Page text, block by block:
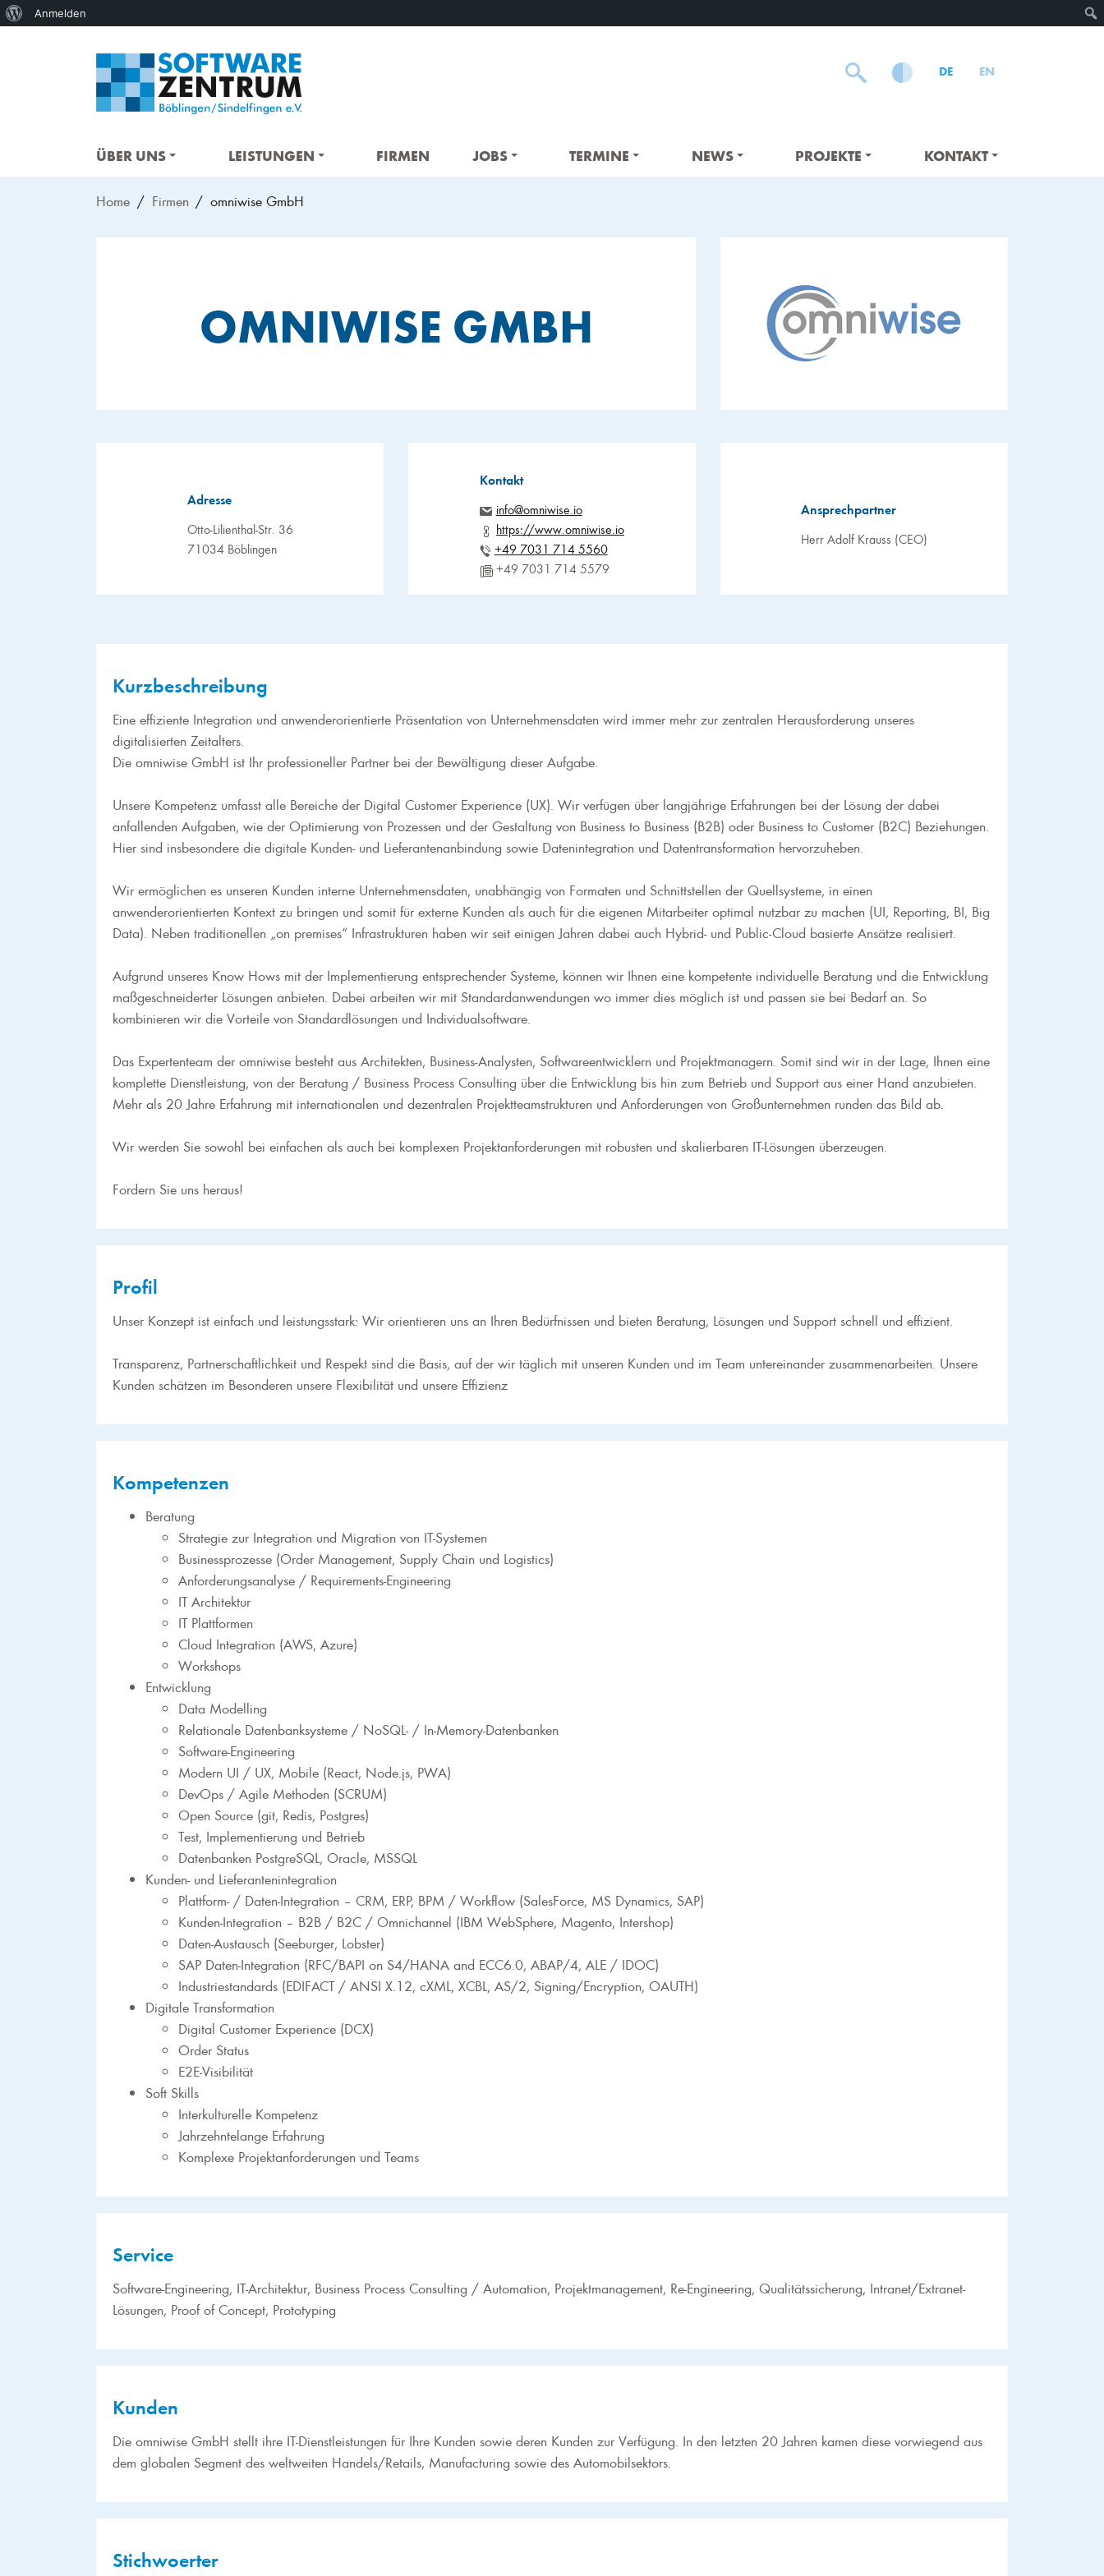
DE EN
ÜBER UNS LEISTUNGEN FIRMEN JOBS TERMINE NEWS PROJEKTE KONTAKT
Home Firmen omniwise GmbH
OMNIWISE GMBH
Adresse
Otto-Lilienthal-Str. 36
71034 Böblingen
Kontakt
info@omniwise.io
https://www.omniwise.io
+49 7031 714 5560
+49 7031 714 5579
Ansprechpartner
Herr Adolf Krauss (CEO)
Kurzbeschreibung
Eine effiziente Integration und anwenderorientierte Präsentation von Unternehmensdaten wird immer mehr zur zentralen Herausforderung unseres
digitalisierten Zeitalters.
Die omniwise GmbH ist Ihr professioneller Partner bei der Bewältigung dieser Aufgabe.
Unsere Kompetenz umfasst alle Bereiche der Digital Customer Experience (UX). Wir verfügen über langjährige Erfahrungen bei der Lösung der dabei
anfallenden Aufgaben, wie der Optimierung von Prozessen und der Gestaltung von Business to Business (B2B) oder Business to Customer (B2C) Beziehungen.
Hier sind insbesondere die digitale Kunden- und Lieferantenanbindung sowie Datenintegration und Datentransformation hervorzuheben.
Wir ermöglichen es unseren Kunden interne Unternehmensdaten, unabhängig von Formaten und Schnittstellen der Quellsysteme, in einen
anwenderorientierten Kontext zu bringen und somit für externe Kunden als auch für die eigenen Mitarbeiter optimal nutzbar zu machen (UI, Reporting, BI, Big
Data). Neben traditionellen „on premises“ Infrastrukturen haben wir seit einigen Jahren dabei auch Hybrid- und Public-Cloud basierte Ansätze realisiert.
Aufgrund unseres Know Hows mit der Implementierung entsprechender Systeme, können wir Ihnen eine kompetente individuelle Beratung und die Entwicklung
maßgeschneiderter Lösungen anbieten. Dabei arbeiten wir mit Standardanwendungen wo immer dies möglich ist und passen sie bei Bedarf an. So
kombinieren wir die Vorteile von Standardlösungen und Individualsoftware.
Das Expertenteam der omniwise besteht aus Architekten, Business-Analysten, Softwareentwicklern und Projektmanagern. Somit sind wir in der Lage, Ihnen eine
komplette Dienstleistung, von der Beratung / Business Process Consulting über die Entwicklung bis hin zum Betrieb und Support aus einer Hand anzubieten.
Mehr als 20 Jahre Erfahrung mit internationalen und dezentralen Projektteamstrukturen und Anforderungen von Großunternehmen runden das Bild ab.
Wir werden Sie sowohl bei einfachen als auch bei komplexen Projektanforderungen mit robusten und skalierbaren IT-Lösungen überzeugen.
Fordern Sie uns heraus!
Profil
Unser Konzept ist einfach und leistungsstark: Wir orientieren uns an Ihren Bedürfnissen und bieten Beratung, Lösungen und Support schnell und effizient.
Transparenz, Partnerschaftlichkeit und Respekt sind die Basis, auf der wir täglich mit unseren Kunden und im Team untereinander zusammenarbeiten. Unsere
Kunden schätzen im Besonderen unsere Flexibilität und unsere Effizienz
Kompetenzen
Beratung
Strategie zur Integration und Migration von IT-Systemen
Businessprozesse (Order Management, Supply Chain und Logistics)
Anforderungsanalyse / Requirements-Engineering
IT Architektur
IT Plattformen
Cloud Integration (AWS, Azure)
Workshops
Entwicklung
Data Modelling
Relationale Datenbanksysteme / NoSQL- / In-Memory-Datenbanken
Software-Engineering
Modern UI / UX, Mobile (React, Node.js, PWA)
DevOps / Agile Methoden (SCRUM)
Open Source (git, Redis, Postgres)
Test, Implementierung und Betrieb
Datenbanken PostgreSQL, Oracle, MSSQL
Kunden- und Lieferantenintegration
Plattform- / Daten-Integration – CRM, ERP, BPM / Workflow (SalesForce, MS Dynamics, SAP)
Kunden-Integration – B2B / B2C / Omnichannel (IBM WebSphere, Magento, Intershop)
Daten-Austausch (Seeburger, Lobster)
SAP Daten-Integration (RFC/BAPI on S4/HANA and ECC6.0, ABAP/4, ALE / IDOC)
Industriestandards (EDIFACT / ANSI X.12, cXML, XCBL, AS/2, Signing/Encryption, OAUTH)
Digitale Transformation
Digital Customer Experience (DCX)
Order Status
E2E-Visibilität
Soft Skills
Interkulturelle Kompetenz
Jahrzehntelange Erfahrung
Komplexe Projektanforderungen und Teams
Service
Software-Engineering, IT-Architektur, Business Process Consulting / Automation, Projektmanagement, Re-Engineering, Qualitätssicherung, Intranet/Extranet-
Lösungen, Proof of Concept, Prototyping
Kunden
Die omniwise GmbH stellt ihre IT-Dienstleistungen für Ihre Kunden sowie deren Kunden zur Verfügung. In den letzten 20 Jahren kamen diese vorwiegend aus
dem globalen Segment des weltweiten Handels/Retails, Manufacturing sowie des Automobilsektors.
Stichwoerter
Über
Anmelden